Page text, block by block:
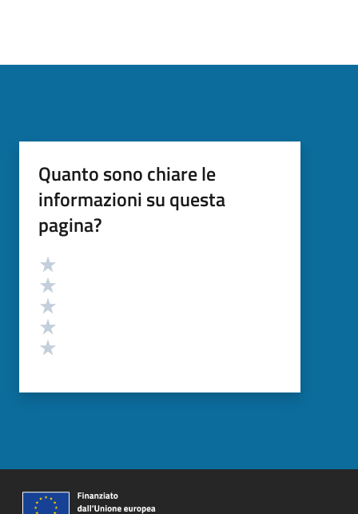
Quanto sono chiare le
informazioni su questa
pagina?
Valutazione